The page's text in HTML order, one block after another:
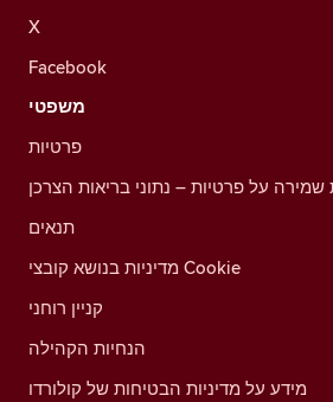
X
Facebook
משפטי
פרטיות
שמירה על פרטיות – נתוני בריאות הצרכן
תנאים
מדיניות בנושא קובצי Cookie
קניין רוחני
הנחיות הקהילה
מידע על מדיניות הבטיחות של קולורדו